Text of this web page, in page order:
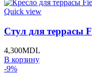
Quick view
Стул для террасы
4,300MDL
В корзину
-9%